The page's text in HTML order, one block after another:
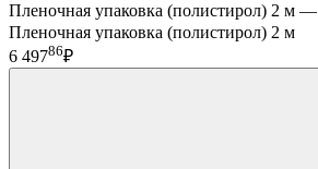
Пленочная упаковка (полистирол) 2 м —
Пленочная упаковка (полистирол) 2 м
6 49786₽